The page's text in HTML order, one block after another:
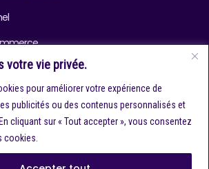
votre vie privée.
pour améliorer votre expérience de
publicités ou des contenus personnalisés et
cliquant sur « Tout accepter », vous consentez
cookies.